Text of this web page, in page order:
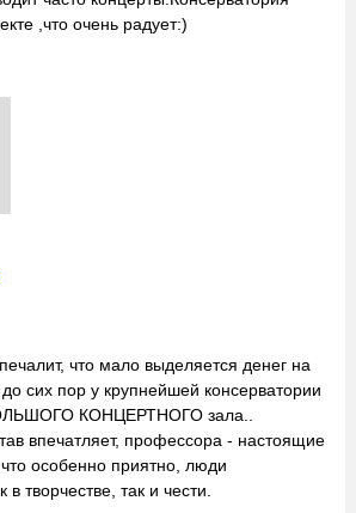
,что очень радует:)
что мало выделяется денег на
до сих пор у крупнейшей консерватории
КОНЦЕРТНОГО зала..
впечатляет, профессора - настоящие
особенно приятно, люди
творчестве, так и чести.